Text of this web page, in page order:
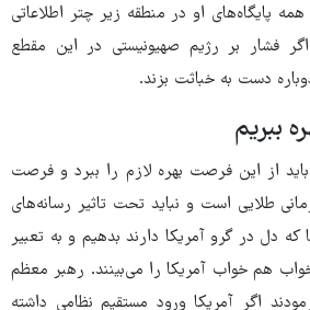
پایگاه‌های او در منطقه زیر چتر اطلاعاتی
فشار بر رژیم صهیونیستی در این مقطع
دست به خباثت بزند.
ببریم
از این فرصت بهره لازم را ببرد و فرصت
طلایی است و نباید تحت تاثیر رسانه‌های
دل در گرو آمریکا دارند بدهیم و به تعبیر
هم خواب آمریکا را می‌بینند. رهبر معظم
اگر آمریکا ورود مستقیم نظامی داشته